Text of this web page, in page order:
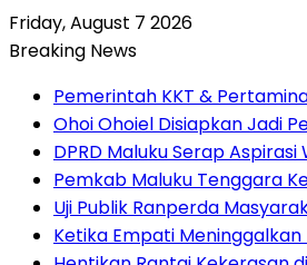
Friday, August 7 2026
Breaking News
Pemerintah KKT &
Ohoi Ohoiel Disiapkan Jadi
DPRD Maluku Serap
Pemkab Maluku Tenggara
Uji Publik Ranperda
Ketika Empati Meninggalkan